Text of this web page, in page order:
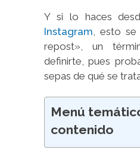
Y si lo haces
Instagram , esto
repost», un
definirte, pues
sepas de qué se
Menú
contenido